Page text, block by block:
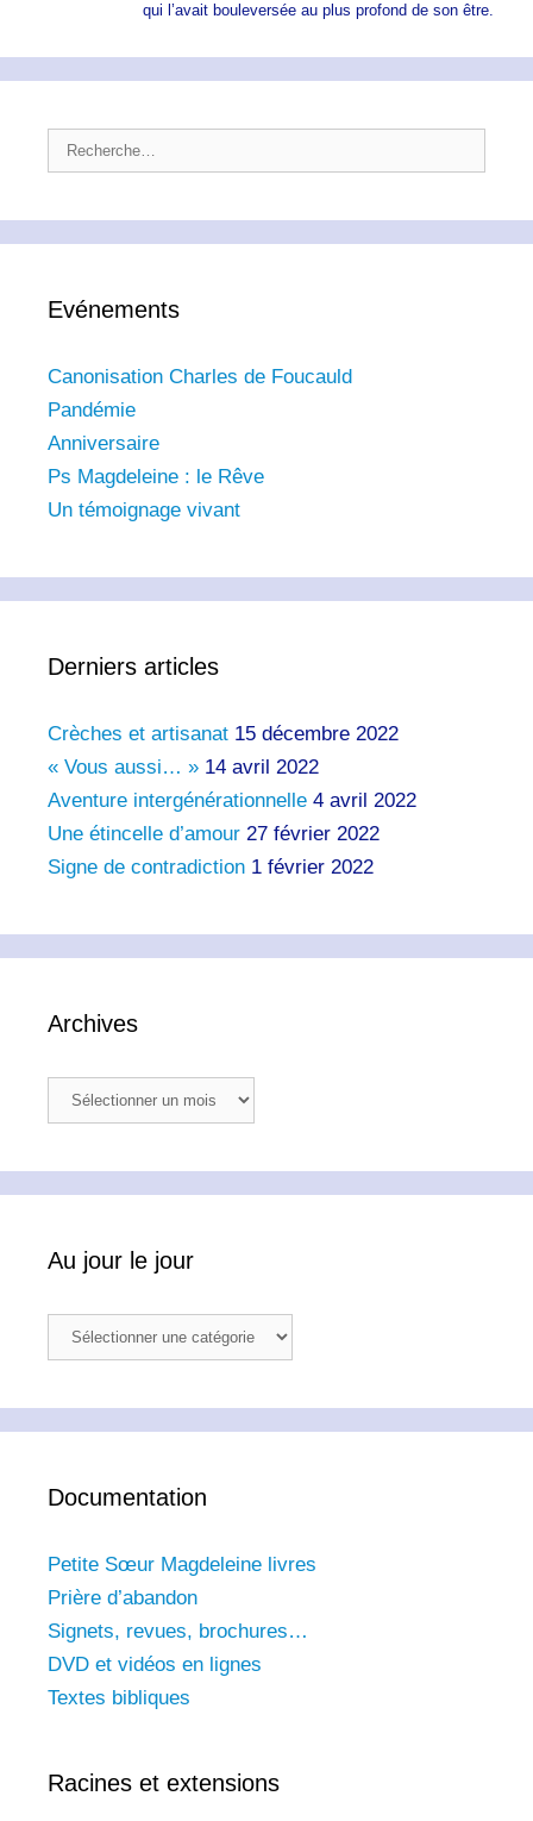
qui l’avait bouleversée au plus profond de son être.
Rechercher :
Evénements
Canonisation Charles de Foucauld
Pandémie
Anniversaire
Ps Magdeleine : le Rêve
Un témoignage vivant
Derniers articles
Crèches et artisanat 15 décembre 2022
« Vous aussi… » 14 avril 2022
Aventure intergénérationnelle 4 avril 2022
Une étincelle d’amour 27 février 2022
Signe de contradiction 1 février 2022
Archives
Archives
Au jour le jour
jour
jour
Documentation
Petite Sœur Magdeleine livres
Prière d’abandon
Signets, revues, brochures…
DVD et vidéos en lignes
Textes bibliques
Racines et extensions